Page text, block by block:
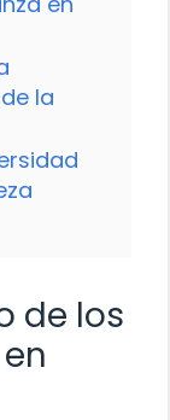
la
de los